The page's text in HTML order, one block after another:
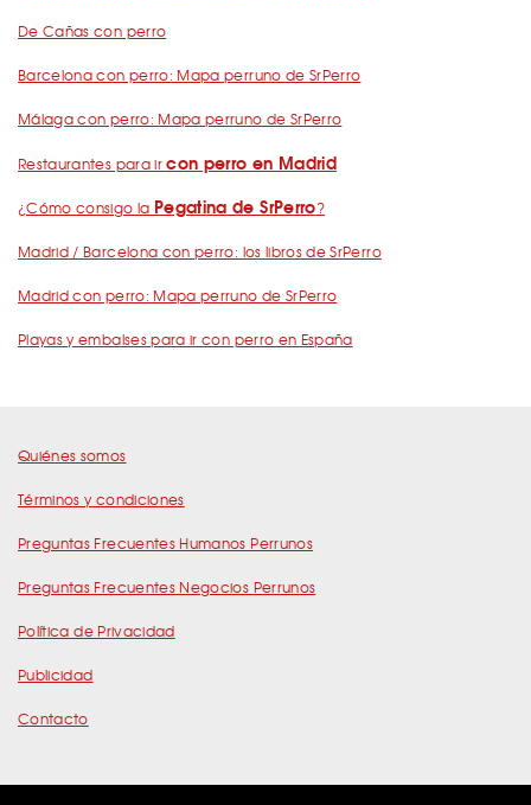
De Cañas con perro
Barcelona con perro: Mapa perruno de SrPerro
Málaga con perro: Mapa perruno de SrPerro
Restaurantes para ircon perro en Madrid
¿Cómo consigo la Pegatina de SrPerro?
Madrid / Barcelona con perro: los libros de SrPerro
Madrid con perro: Mapa perruno de SrPerro
Playas y embalses para ir con perro en España
Quiénes somos
Términos y condiciones
Preguntas Frecuentes Humanos Perrunos
Preguntas Frecuentes Negocios Perrunos
Política de Privacidad
Publicidad
Contacto